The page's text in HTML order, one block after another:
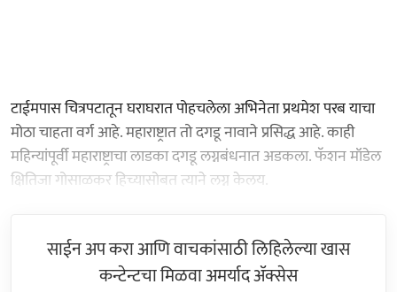
टाईमपास चित्रपटातून घराघरात पोहचलेला अभिनेता प्रथमेश परब याचा
मोठा चाहता वर्ग आहे. महाराष्ट्रात तो दगडू नावाने प्रसिद्ध आहे. काही
महिन्यांपूर्वी महाराष्ट्राचा लाडका दगडू लग्नबंधनात अडकला. फॅशन मॉडेल
क्षितिजा गोसाळकर हिच्यासोबत त्याने लग्न केलय.
साईन अप करा आणि वाचकांसाठी लिहिलेल्या खास
कन्टेन्टचा मिळवा अमर्याद ॲक्सेस